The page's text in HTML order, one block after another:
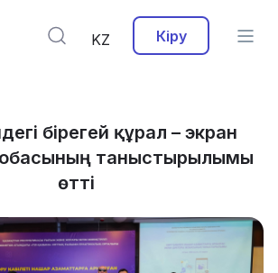
KZ Кіру
бірегей құрал – экран
таныстырылымы
өтті